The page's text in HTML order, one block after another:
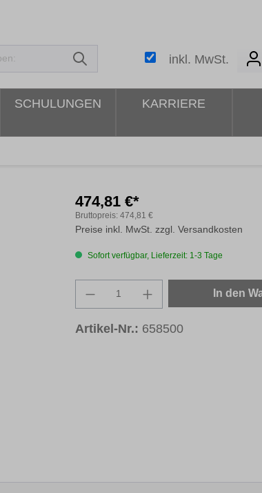
inkl. MwSt.
SCHULUNGEN KARRIERE
474,81 €*
Bruttopreis: 474,81 €
Preise inkl. MwSt. zzgl. Versandkosten
Sofort verfügbar, Lieferzeit: 1-3 Tage
Produkt Anzahl: GibIn den
Artikel-Nr.: 658500